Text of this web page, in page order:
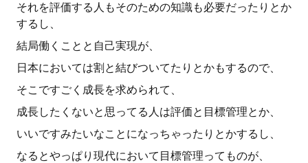
それを評価する人もそのための知識も必要だったりとか
するし、
結局働くことと自己実現が、
日本においては割と結びついてたりとかもするので、
そこですごく成長を求められて、
成長したくないと思ってる人は評価と目標管理とか、
いいですみたいなことになっちゃったりとかするし、
なるとやっぱり現代において目標管理ってものが、